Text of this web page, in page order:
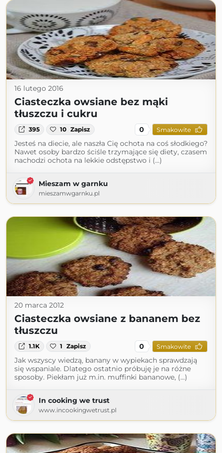
16 lutego 2016
Ciasteczka owsiane bez mąki
tłuszczu i cukru
395 10 Zapisz 0 Smakowite
Jesteś na diecie, ale naszła Cię ochota na coś słodkiego?
Nawet osoby bardzo ściśle trzymające się diety, czasem
nachodzi ochota na lekkie odstępstwo i (...)
Mieszam w garnku
mieszamwgarnku.pl
20 marca 2012
Ciasteczka owsiane z bananem bez
tłuszczu
1.1K 1 Zapisz 0 Smakowite
Jak wszyscy wiedzą, banany w wypiekach sprawdzają
się wspaniale. Dlatego ostatnio próbuję je na różne
sposoby. Piekłam już m.in. muffinki bananowe, (...)
In cooking we trust
www.incookingwetrust.pl